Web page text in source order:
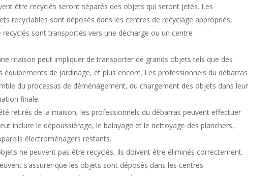
être recyclés seront séparés des objets qui seront jetés. Les
recyclables sont déposés dans les centres de recyclage appropriés,
sont transportés vers une décharge ou un centre
maison peut impliquer de transporter de grands objets tels que des
de jardinage, et plus encore. Les professionnels du débarras
du processus de déménagement, du chargement des objets dans leur
finale.
retirés de la maison, les professionnels du débarras peuvent effectuer
inclure le dépoussiérage, le balayage et le nettoyage des planchers,
électroménagers restants.
ne peuvent pas être recyclés, ils doivent être éliminés correctement.
s’assurer que les objets sont déposés dans les centres